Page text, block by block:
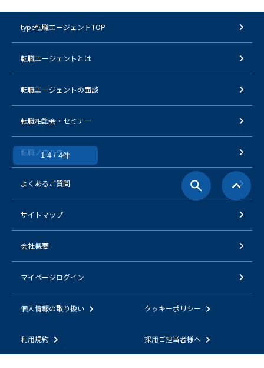
1-4 / 4件
type転職エージェントTOP
転職エージェントとは
転職エージェントの面談
転職相談会・セミナー
転職ノウハウ
よくあるご質問
サイトマップ
会社概要
マイページログイン
個人情報の取り扱い クッキーポリシー
利用規約 採用ご担当者様へ